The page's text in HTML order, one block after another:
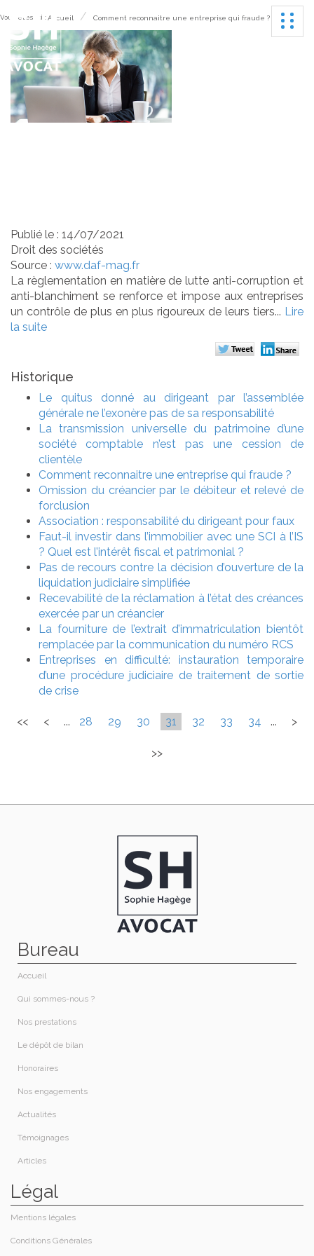
Vous êtes ici :Accueil Comment reconnaitre une entreprise qui fraude ?
Publié le : 14/07/2021
Droit des sociétés
Source : www.daf-mag.fr
La règlementation en matière de lutte anti-corruption et
anti-blanchiment se renforce et impose aux entreprises
un contrôle de plus en plus rigoureux de leurs tiers... Lire
la suite
Historique
Le quitus donné au dirigeant par l’assemblée
générale ne l’exonère pas de sa responsabilité
La transmission universelle du patrimoine d’une
société comptable n’est pas une cession de
clientèle
Comment reconnaitre une entreprise qui fraude ?
Omission du créancier par le débiteur et relevé de
forclusion
Association : responsabilité du dirigeant pour faux
Faut-il investir dans l’immobilier avec une SCI à l’IS
? Quel est l’intérêt fiscal et patrimonial ?
Pas de recours contre la décision d’ouverture de la
liquidation judiciaire simplifiée
Recevabilité de la réclamation à l’état des créances
exercée par un créancier
La fourniture de l’extrait d’immatriculation bientôt
remplacée par la communication du numéro RCS
Entreprises en difficulté: instauration temporaire
d’une procédure judiciaire de traitement de sortie
de crise
<< < ... 28 29 30 31 32 33 34 ... >
>>
Bureau
Accueil
Qui sommes-nous ?​
Nos prestations​
Le dépôt de bilan
Honoraires​
Nos engagements
Actualités
Témoignages
Articles
Légal
Mentions légales
Conditions Générales